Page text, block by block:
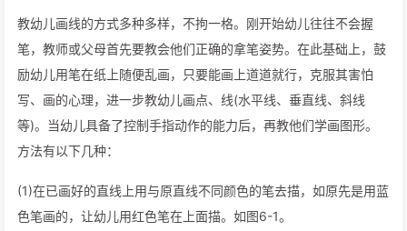
教幼儿画线的方式多种多样，不拘一格。刚开始幼儿往往不会握
笔，教师或父母首先要教会他们正确的拿笔姿势。在此基础上，鼓
励幼儿用笔在纸上随便乱画，只要能画上道道就行，克服其害怕
写、画的心理，进一步教幼儿画点、线(水平线、垂直线、斜线
等)。当幼儿具备了控制手指动作的能力后，再教他们学画图形。
方法有以下几种：
(1)在已画好的直线上用与原直线不同颜色的笔去描，如原先是用蓝
色笔画的，让幼儿用红色笔在上面描。如图6-1。